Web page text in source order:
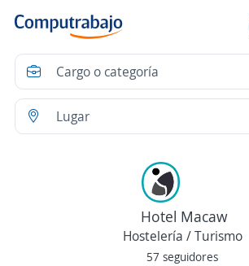
Hotel Macaw
Hostelería / Turismo
57 seguidores